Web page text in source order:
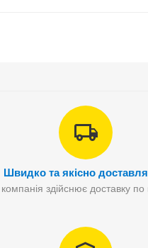
Швидко та якісно
здійснює доставку по